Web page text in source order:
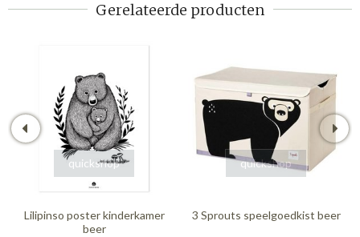
Gerelateerde producten
quickshop
Lilipinso poster kinderkamer
beer
quickshop
3 Sprouts speelgoedkist beer